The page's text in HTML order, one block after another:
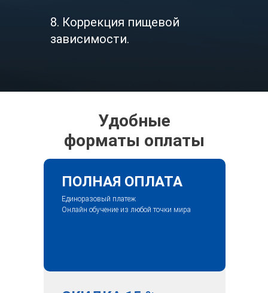
8. Коррекция пищевой
зависимости.
Удобные
форматы оплаты
ПОЛНАЯ ОПЛАТА
Единоразовый платеж
Онлайн обучение из любой точки мира